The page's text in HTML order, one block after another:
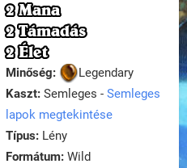
2 Mana
2 Támadás
2 Élet
Minőség:
Legendary
Kaszt: Semleges - Semleges
lapok megtekintése
Típus: Lény
Formátum: Wild